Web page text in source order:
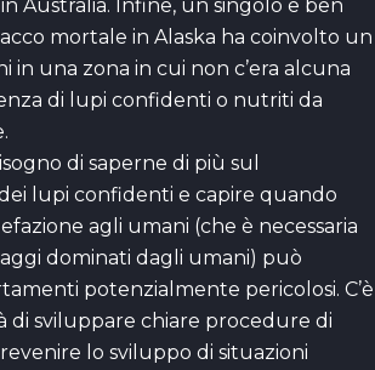
Australia. Infine, un singolo e ben
mortale in Alaska ha coinvolto un
in una zona in cui non c’era alcuna
di lupi confidenti o nutriti da
di saperne di più sul
lupi confidenti e capire quando
agli umani (che è necessaria
dominati dagli umani) può
potenzialmente pericolosi. C’è
di sviluppare chiare procedure di
lo sviluppo di situazioni